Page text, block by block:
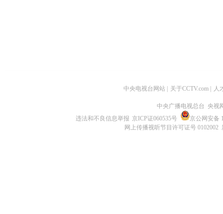
中央电视台网站 关于CCTV.com 人
中央广播电视总台 央视
违法和不良信息举报 京ICP证060535号
京公网安备
网上传播视听节目许可证号 0102002